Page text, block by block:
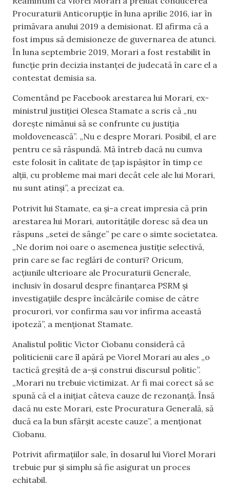
Procuraturii Anticorupție în luna aprilie 2016, iar în
primăvara anului 2019 a demisionat. El afirma că a
fost impus să demisioneze de guvernarea de atunci.
În luna septembrie 2019, Morari a fost restabilit în
funcție prin decizia instanței de judecată în care el a
contestat demisia sa.
Comentând pe Facebook arestarea lui Morari, ex-
ministrul justiției Olesea Stamate a scris că „nu
dorește nimănui să se confrunte cu justiția
moldovenească”. „Nu e despre Morari. Posibil, el are
pentru ce să răspundă. Mă întreb dacă nu cumva
este folosit în calitate de țap ispășitor în timp ce
alții, cu probleme mai mari decât cele ale lui Morari,
nu sunt atinși”, a precizat ea.
Potrivit lui Stamate, ea și-a creat impresia că prin
arestarea lui Morari, autoritățile doresc să dea un
răspuns „setei de sânge” pe care o simte societatea.
„Ne dorim noi oare o asemenea justiție selectivă,
prin care se fac reglări de conturi? Oricum,
acțiunile ulterioare ale Procuraturii Generale,
inclusiv în dosarul despre finanțarea PSRM și
investigațiile despre încălcările comise de către
procurori, vor confirma sau vor infirma această
ipoteză”, a menționat Stamate.
Analistul politic Victor Ciobanu consideră că
politicienii care îl apără pe Viorel Morari au ales „o
tactică greșită de a-și construi discursul politic”.
„Morari nu trebuie victimizat. Ar fi mai corect să se
spună că el a inițiat câteva cauze de rezonanță. Însă
dacă nu este Morari, este Procuratura Generală, să
ducă ea la bun sfârșit aceste cauze”, a menționat
Ciobanu.
Potrivit afirmațiilor sale, în dosarul lui Viorel Morari
trebuie pur și simplu să fie asigurat un proces
echitabil.